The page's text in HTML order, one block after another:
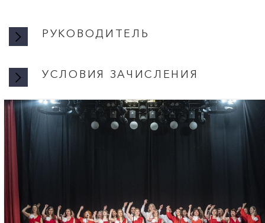
РУКОВОДИТЕЛЬ
УСЛОВИЯ ЗАЧИСЛЕНИЯ
Занятия проходят
прослушивания и